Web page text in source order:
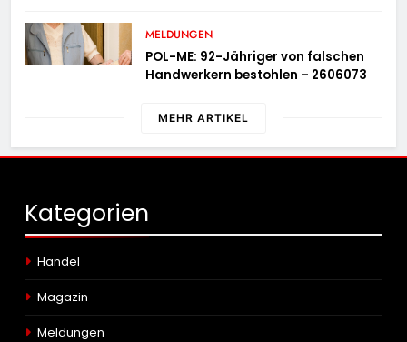
MELDUNGEN
POL-ME: 92-Jähriger von falschen
Handwerkern bestohlen – 2606073
MEHR ARTIKEL
Kategorien
Handel
Magazin
Meldungen